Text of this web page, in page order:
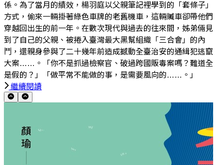
係。為了當月的績效，楊羽庭以父親筆記裡學到的「套條子」
方式，偷來一輛掛著綠色車牌的老舊機車，這輛贓車卻帶他們
穿越回出生的前一年。在數次現代與過去的往來間，姊弟倆見
到了自己的父親、被捲入臺灣最大黑幫組織「三合會」的內
鬥，還親身參與了二十幾年前造成撼動全臺治安的通緝犯逃竄
大案……。「你不是抓過檢察官、破過跨國販毒案嗎？難道全
是假的？」「做平常不能做的事，是需要風向的……。」
繼續閱讀